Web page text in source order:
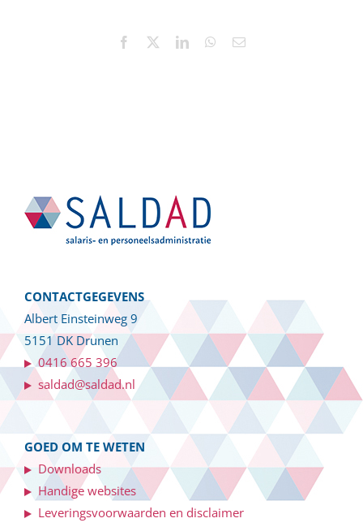
Facebook LinkedInWhatsApp
E-
CONTACTGEGEVENS
Albert Einsteinweg 9
5151 DK Drunen
0416 665 396
saldad@saldad.nl
GOED OM TE WETEN
Downloads
Handige websites
Leveringsvoorwaarden en disclaimer